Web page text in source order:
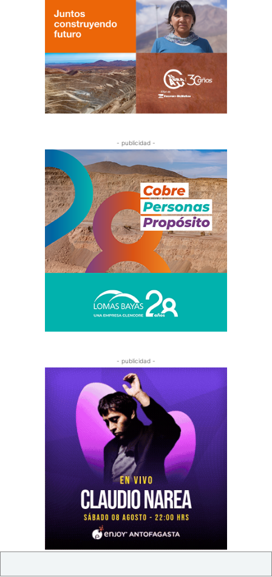
- publicidad -
- publicidad -